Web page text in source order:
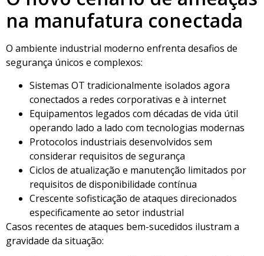
na manufatura conectada
O ambiente industrial moderno enfrenta desafios de
segurança únicos e complexos:
Sistemas OT tradicionalmente isolados agora
conectados a redes corporativas e à internet
Equipamentos legados com décadas de vida útil
operando lado a lado com tecnologias modernas
Protocolos industriais desenvolvidos sem
considerar requisitos de segurança
Ciclos de atualização e manutenção limitados por
requisitos de disponibilidade contínua
Crescente sofisticação de ataques direcionados
especificamente ao setor industrial
Casos recentes de ataques bem-sucedidos ilustram a
gravidade da situação: